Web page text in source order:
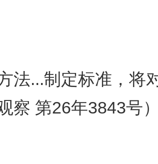
法...制定标准，将
察 第26年3843号）